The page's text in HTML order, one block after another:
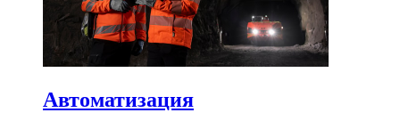
Автоматизация